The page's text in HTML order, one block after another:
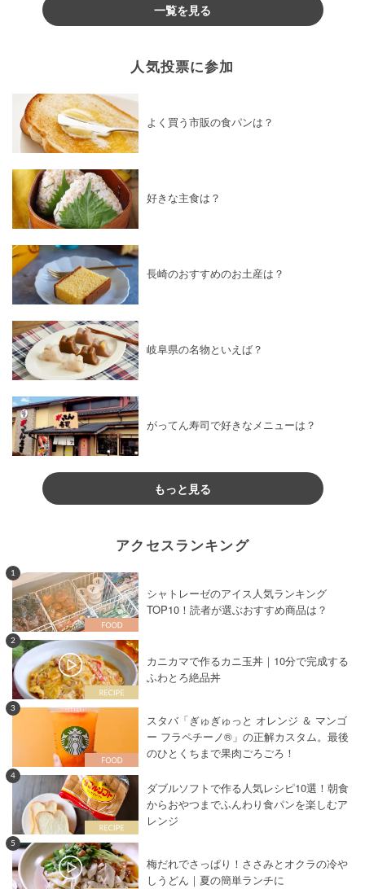
一覧を見る
人気投票に参加
よく買う市販の食パンは？
好きな主食は？
長崎のおすすめのお土産は？
岐阜県の名物といえば？
がってん寿司で好きなメニューは？
もっと見る
アクセスランキング
1
シャトレーゼのアイス人気ランキング
TOP10！読者が選ぶおすすめ商品は？
2
カニカマで作るカニ玉丼｜10分で完成する
ふわとろ絶品丼
3
スタバ「ぎゅぎゅっと オレンジ ＆ マンゴ
ー フラペチーノ®」の正解カスタム。最後
のひとくちまで果肉ごろごろ！
4
ダブルソフトで作る人気レシピ10選！朝食
からおやつまでふんわり食パンを楽しむア
レンジ
5
梅だれでさっぱり！ささみとオクラの冷や
しうどん｜夏の簡単ランチに